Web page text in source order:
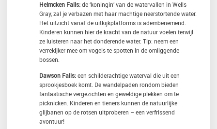
Helmcken Falls:de ‘koningin’ van de watervallen in Wells
Gray, zal je verbazen met haar machtige neerstortende water.
Het uitzicht vanaf de uitkijkplatforms is adembenemend.
Kinderen kunnen hier de kracht van de natuur voelen terwijl
ze luisteren naar het donderende water. Tip: neem een
verrekijker mee om vogels te spotten in de omliggende
bossen.
Dawson Falls:een schilderachtige waterval die uit een
sprookjesboek komt. De wandelpaden rondom bieden
fantastische vergezichten en geweldige plekken om te
picknicken. Kinderen en tieners kunnen de natuurlijke
glijbanen op de rotsen uitproberen – een verfrissend
avontuur!